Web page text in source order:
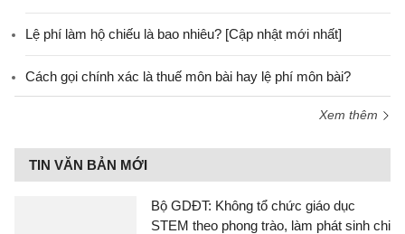
Lệ phí làm hộ chiếu là bao nhiêu? [Cập nhật mới nhất]
Cách gọi chính xác là thuế môn bài hay lệ phí môn bài?
Xem thêm
TIN VĂN BẢN MỚI
Bộ GDĐT: Không tổ chức giáo dục
STEM theo phong trào, làm phát sinh chi